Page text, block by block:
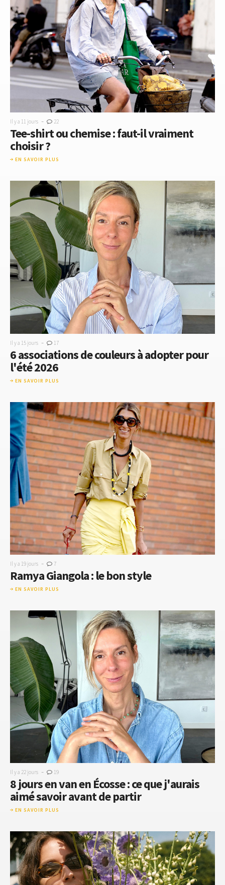
Il y a 11 jours - 22
Tee-shirt ou chemise : faut-il vraiment
choisir ?
EN SAVOIR PLUS
Il y a 15 jours - 17
6 associations de couleurs à adopter pour
l'été 2026
EN SAVOIR PLUS
Il y a 19 jours - 7
Ramya Giangola : le bon style
EN SAVOIR PLUS
Il y a 22 jours - 19
8 jours en van en Écosse : ce que j'aurais
aimé savoir avant de partir
EN SAVOIR PLUS